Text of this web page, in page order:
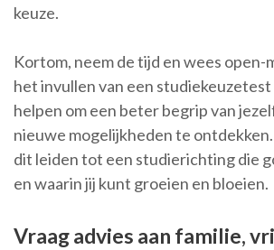
keuze.
Kortom, neem de tijd en wees open-
het invullen van een studiekeuzetest
helpen om een beter begrip van
nieuwe mogelijkheden te
dit leiden tot een studierichting die
en waarin jij kunt groeien en bloeien.
Vraag advies aan familie,